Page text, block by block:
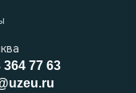
364 77 63